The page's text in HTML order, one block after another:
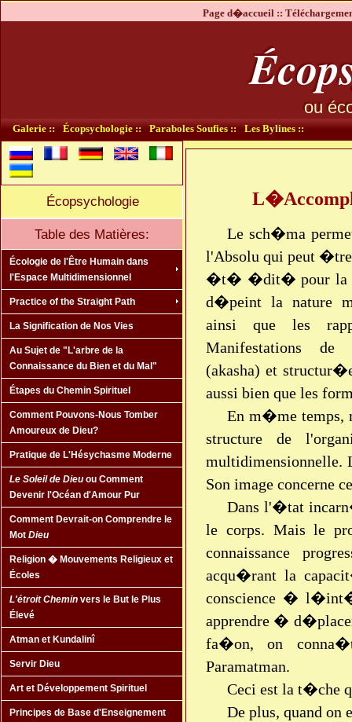
Page d�accueil ::
ou
Galerie :: Écopsychologie :: Paraboles Soufies :: Les Bylines ::
Écopsychologie
Table des Matières:
Écologie de l'Être Humain dans
l'Espace Multidimensionnel
Practice of the Straight Path
La Signification de Nos Vies
Au Sujet de "L'arbre de la
Connaissance du Bien et du Mal"
Étapes du Chemin Spirituel
Comment Pouvons-Nous Tomber
Amoureux de Dieu?
Pratique de L'Hésychasme Moderne
Le Soleil de Dieu ou Comment
Devenir l'Océan d'Amour Pur
Comment Devrait-on Comprendre le
Mot Dieu
Religion � Mouvements Religieux et
Écoles
L'étroit Chemin vers le But le Plus
Élevé
Atman et Kundalinî
Servir Dieu
Art et Développement Spirituel
Principes de Base d'Enseignement
Le sch�ma
l'Absolu qui peut
�t� �dit� pour la
d�peint la nature
ainsi que les
Manifestations
(akasha) et
aussi bien que les
En m�me temps,
structure de
Son image concerne
Dans l'�tat
le corps. Mais le
connaissance
acqu�rant la
conscience �
apprendre �
fa�on, on
Paramatman.
Ceci est la t�che
De plus, quand on